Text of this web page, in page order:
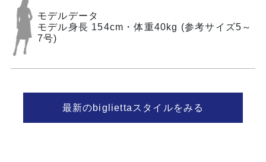
モデルデータ
モデル身長 154cm・体重40kg (参考サイズ5～
7号)
最新のbigliettaスタイルをみる